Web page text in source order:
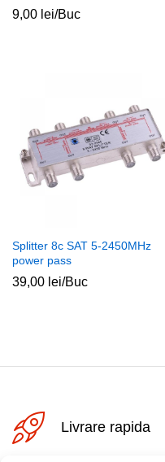
9,00 lei/Buc
Splitter 8c SAT 5-2450MHz
power pass
39,00 lei/Buc
Livrare rapida